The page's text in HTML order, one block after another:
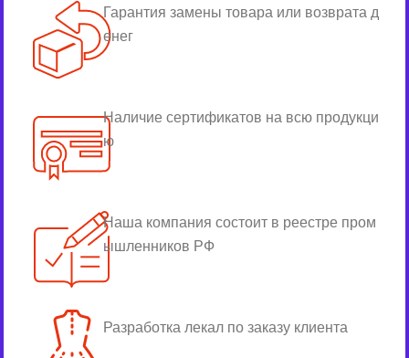
Гарантия замены товара или возврата д
енег
Наличие сертификатов на всю продукци
ю
Наша компания состоит в реестре пром
ышленников РФ
Разработка лекал по заказу клиента